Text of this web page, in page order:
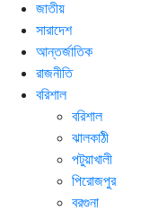
জাতীয়
সারাদেশ
আন্তর্জাতিক
রাজনীতি
বরিশাল
বরিশাল
ঝালকাঠী
পটুয়াখালী
পিরোজপুর
বরগুনা